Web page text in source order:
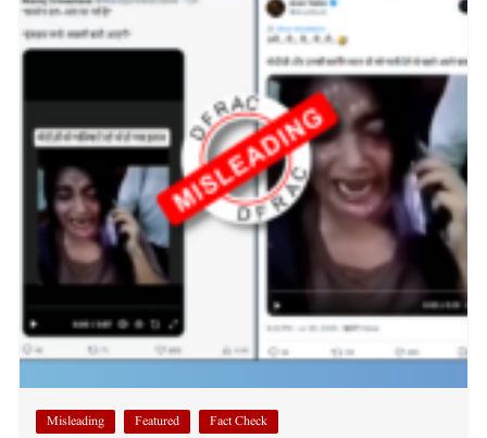
Fact Check
Featured
Misleading